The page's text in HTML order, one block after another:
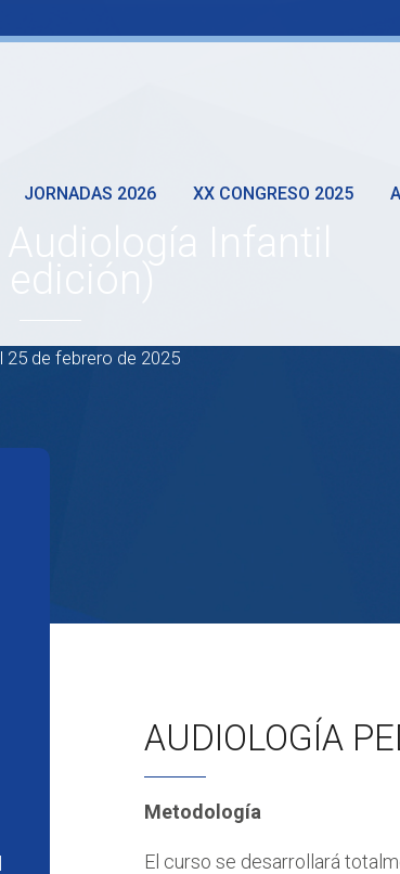
JORNADAS 2026 XX CONGRESO 2025
Audiología Infantil
25 de febrero de 2025
AUDIOLOGÍA
Metodología
El curso se desarrollará